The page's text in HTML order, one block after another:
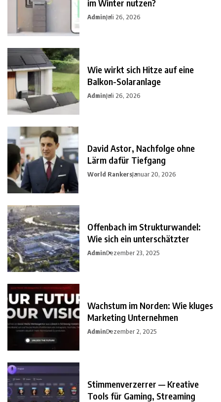
im Winter nutzen?
AdminJuli 26, 2026
Wie wirkt sich Hitze auf eine
Balkon-Solaranlage
AdminJuli 26, 2026
David Astor, Nachfolge ohne
Lärm dafür Tiefgang
World RankersJanuar 20, 2026
Offenbach im Strukturwandel:
Wie sich ein unterschätzter
AdminDezember 23, 2025
Wachstum im Norden: Wie kluges
Marketing Unternehmen
AdminDezember 2, 2025
Stimmenverzerrer — Kreative
Tools für Gaming, Streaming